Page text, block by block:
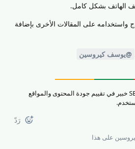
الهاتف بشكل كامل.
واستخدامه على المقالات الأخرى بإضافة
@يوسف كيروسين
محمد الورياغلي | مستشار SEO خبير في تقييم جودة المحتوى والمواقع
رَدّ
على هذا